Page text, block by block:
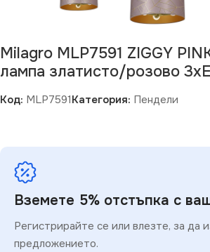
Milagro MLP7591 ZIGGY
лампа златисто/розово
Код: MLP7591Категория: Пендели
Вземете 5% отстъпка с
Регистрирайте се или влезте, за да
предложението.